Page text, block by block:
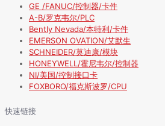
GE /FANUC/控制器/卡件
A-B/罗克韦尔/PLC
Bently Nevada/本特利/卡件
EMERSON OVATION/艾默生
SCHNEIDER/莫迪康/模块
HONEYWELL/霍尼韦尔/控制器
NI/美国/控制接口卡
FOXBORO/福克斯波罗/CPU
快速链接